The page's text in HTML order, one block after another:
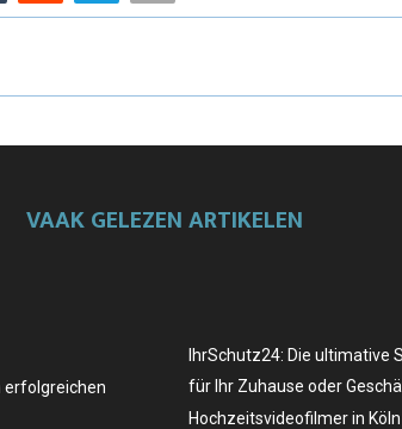
VAAK GELEZEN ARTIKELEN
erfolgreichen
IhrSchutz24: Die ultimative
für Ihr Zuhause oder
Hochzeitsvideofilmer in Köln